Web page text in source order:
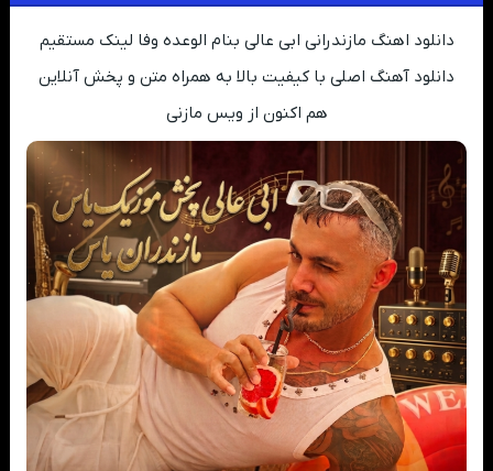
دانلود اهنگ مازندرانی ابی عالی بنام الوعده وفا لینک مستقیم
دانلود آهنگ اصلی با کیفیت بالا به همراه متن و پخش آنلاین
هم اکنون از ویس مازنی